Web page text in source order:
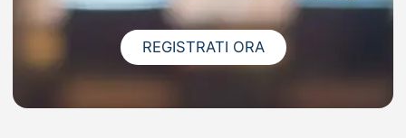
REGISTRATI ORA